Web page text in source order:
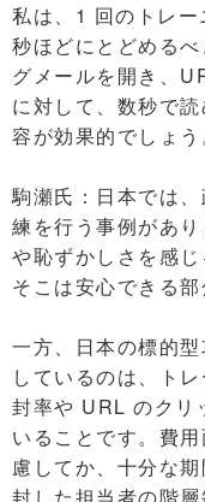
私は、1 回のトレ
秒ほどにとどめる
グメールを開き、
に対して、数秒で
容が効果的でしょう
駒瀬氏：日本では
練を行う事例があ
や恥ずかしさを感じ
そこは安心できる部
一方、日本の標的
しているのは、ト
封率や URL のクリ
いることです。費
慮してか、十分な